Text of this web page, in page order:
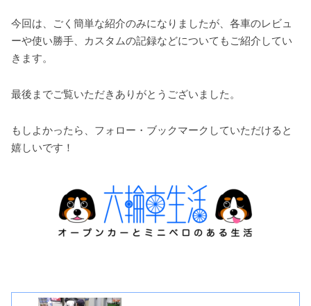
今回は、ごく簡単な紹介のみになりましたが、各車のレビュ
ーや使い勝手、カスタムの記録などについてもご紹介してい
きます。
最後までご覧いただきありがとうございました。
もしよかったら、フォロー・ブックマークしていただけると
嬉しいです！